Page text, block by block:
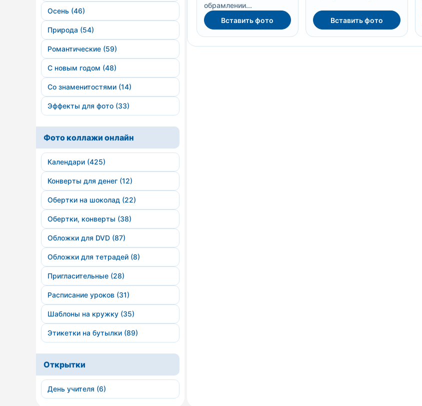
Осень (46)
Природа (54)
Романтические (59)
С новым годом (48)
Со знаменитостями (14)
Эффекты для фото (33)
Фото коллажи онлайн
Календари (425)
Конверты для денег (12)
Обертки на шоколад (22)
Обертки, конверты (38)
Обложки для DVD (87)
Обложки для тетрадей (8)
Пригласительные (28)
Расписание уроков (31)
Шаблоны на кружку (35)
Этикетки на бутылки (89)
Открытки
День учителя (6)
обрамлении...
Вставить фото
Вставить фото